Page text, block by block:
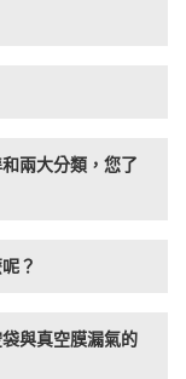
兩大分類，您了
？
與真空膜漏氣的